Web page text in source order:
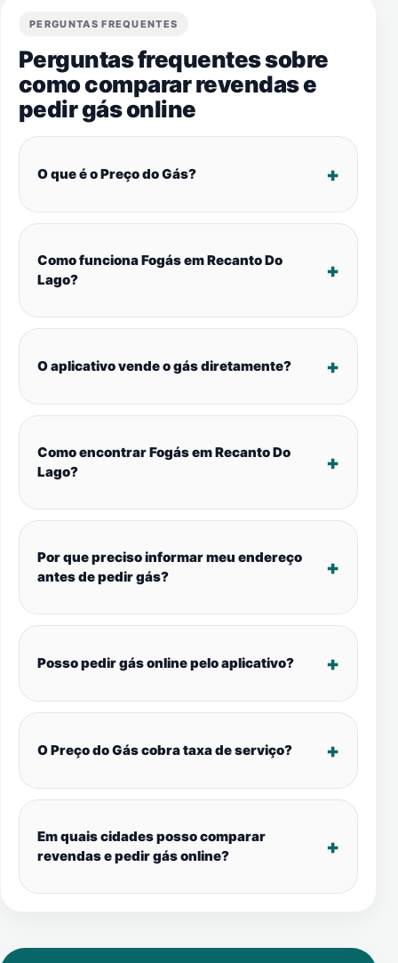
PERGUNTAS FREQUENTES
Perguntas frequentes sobre
como comparar revendas e
pedir gás online
O que é o Preço do Gás?
Como funciona Fogás em Recanto Do
Lago?
O aplicativo vende o gás diretamente?
Como encontrar Fogás em Recanto Do
Lago?
Por que preciso informar meu endereço
antes de pedir gás?
Posso pedir gás online pelo aplicativo?
O Preço do Gás cobra taxa de serviço?
Em quais cidades posso comparar
revendas e pedir gás online?